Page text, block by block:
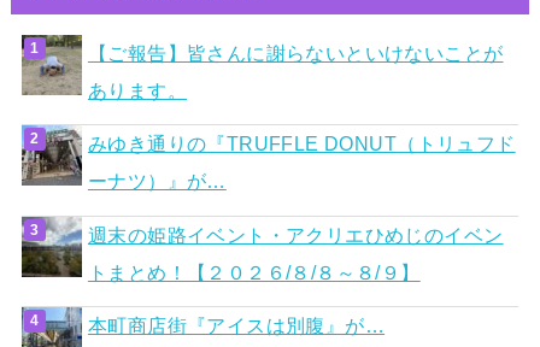
【ご報告】皆さんに謝らないといけないことが
あります。
みゆき通りの『TRUFFLE DONUT（トリュフド
ーナツ）』が…
週末の姫路イベント・アクリエひめじのイベン
トまとめ！【２０２６/８/８～８/９】
本町商店街『アイスは別腹』が…